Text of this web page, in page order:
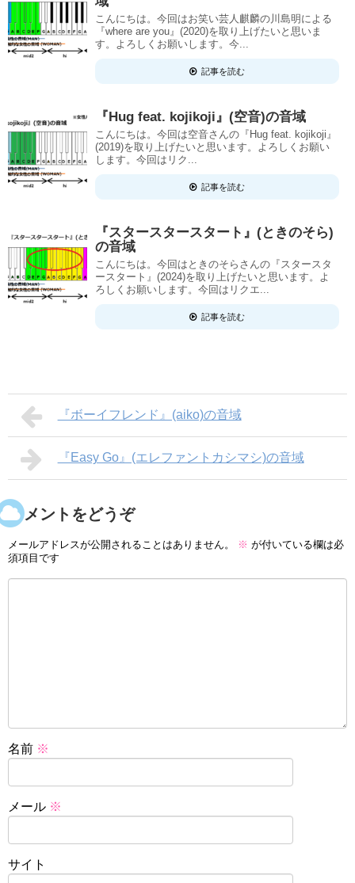
こんにちは。今回はお笑い芸人麒麟の川島明による
『where are you』(2020)を取り上げたいと思いま
す。よろしくお願いします。今...
記事を読む
『Hug feat. kojikoji』(空音)の音域
こんにちは。今回は空音さんの『Hug feat. kojikoji』
(2019)を取り上げたいと思います。よろしくお願い
します。今回はリク...
記事を読む
『スタースタースタート』(ときのそら)
の音域
こんにちは。今回はときのそらさんの『スタースタ
ースタート』(2024)を取り上げたいと思います。よ
ろしくお願いします。今回はリクエ...
記事を読む
『ボーイフレンド』(aiko)の音域
『Easy Go』(エレファントカシマシ)の音域
コメントをどうぞ
メールアドレスが公開されることはありません。 ※ が付いている欄は必
須項目です
名前 ※
メール ※
サイト